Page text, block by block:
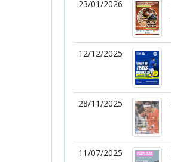
23/01/2026
12/12/2025
28/11/2025
11/07/2025